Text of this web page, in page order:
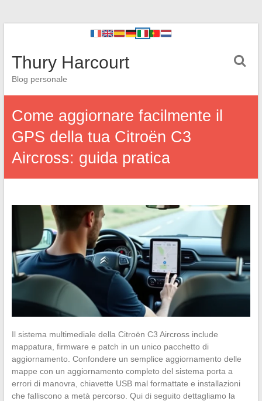
Thury Harcourt
Blog personale
Come aggiornare facilmente il
GPS della tua Citroën C3
Aircross: guida pratica
Il sistema multimediale della Citroën C3 Aircross include
mappatura, firmware e patch in un unico pacchetto di
aggiornamento. Confondere un semplice aggiornamento delle
mappe con un aggiornamento completo del sistema porta a
errori di manovra, chiavette USB mal formattate e installazioni
che falliscono a metà percorso. Qui di seguito dettagliamo la